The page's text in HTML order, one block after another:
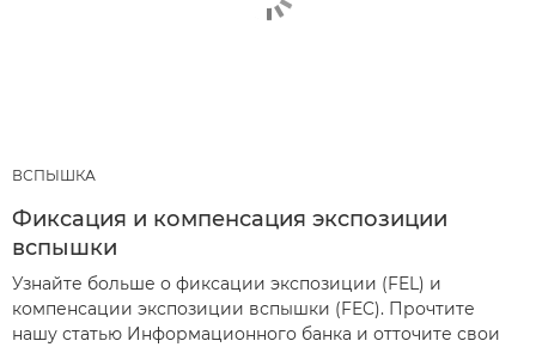
ВСПЫШКА
Фиксация и компенсация экспозиции
вспышки
Узнайте больше о фиксации экспозиции (FEL) и
компенсации экспозиции вспышки (FEC). Прочтите
нашу статью Информационного банка и отточите свои